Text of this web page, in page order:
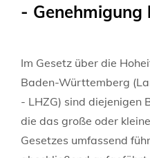
- Genehmigung
Im Gesetz über die
Baden-Württemberg
- LHZG) sind diejenigen
die das große oder
Gesetzes umfassend